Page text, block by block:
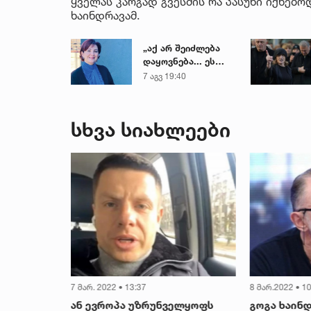
ხაინდრავამ.
„აქ არ შეიძლება
დაყოვნება... ეს
დაავადება
გაფრთხილება
7 აგვ 19:40
სხვა სიახლეები
7 მარ. 2022 • 13:37
ან ევროპა უზრუნველყოფს
8 მარ.2022 •
გოგა